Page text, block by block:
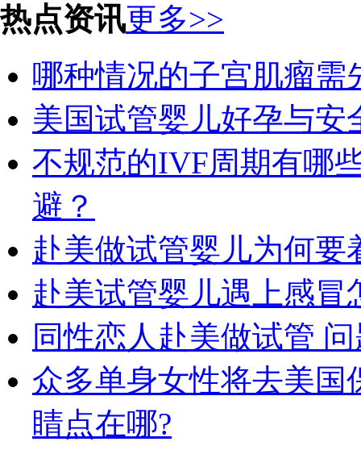
热点资讯更多>>
哪种情况的子宫肌瘤需
美国试管婴儿好孕与安
不规范的IVF周期有哪
避？
赴美做试管婴儿为何要
赴美试管婴儿遇上感冒
同性恋人赴美做试管
众多单身女性将去美国
睛点在哪?